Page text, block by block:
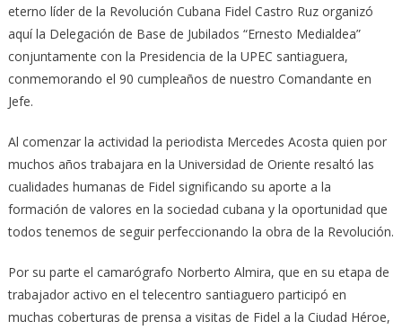
eterno líder de la Revolución Cubana Fidel Castro Ruz organizó
aquí la Delegación de Base de Jubilados “Ernesto Medialdea”
conjuntamente con la Presidencia de la UPEC santiaguera,
conmemorando el 90 cumpleaños de nuestro Comandante en
Jefe.
Al comenzar la actividad la periodista Mercedes Acosta quien por
muchos años trabajara en la Universidad de Oriente resaltó las
cualidades humanas de Fidel significando su aporte a la
formación de valores en la sociedad cubana y la oportunidad que
todos tenemos de seguir perfeccionando la obra de la Revolución.
Por su parte el camarógrafo Norberto Almira, que en su etapa de
trabajador activo en el telecentro santiaguero participó en
muchas coberturas de prensa a visitas de Fidel a la Ciudad Héroe,